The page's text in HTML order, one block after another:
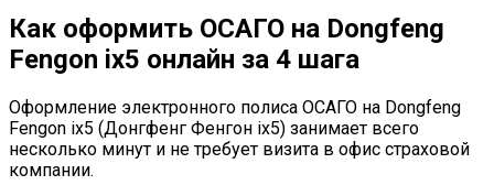
Как оформить ОСАГО на Dongfeng
Fengon ix5 онлайн за 4 шага
Оформление электронного полиса ОСАГО на Dongfeng
Fengon ix5 (Донгфенг Фенгон ix5) занимает всего
несколько минут и не требует визита в офис страховой
компании.